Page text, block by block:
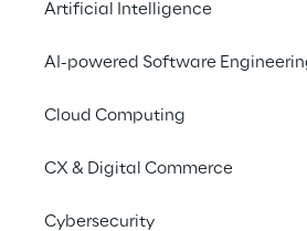
Artificial Intelligence
AI-powered Software
Cloud Computing
CX & Digital Commerce
Cybersecurity